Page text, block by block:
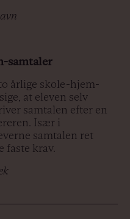
samtaler
årlige skole-hjem-
at eleven selv
samtalen efter en
Især i
samtalen ret
faste krav.